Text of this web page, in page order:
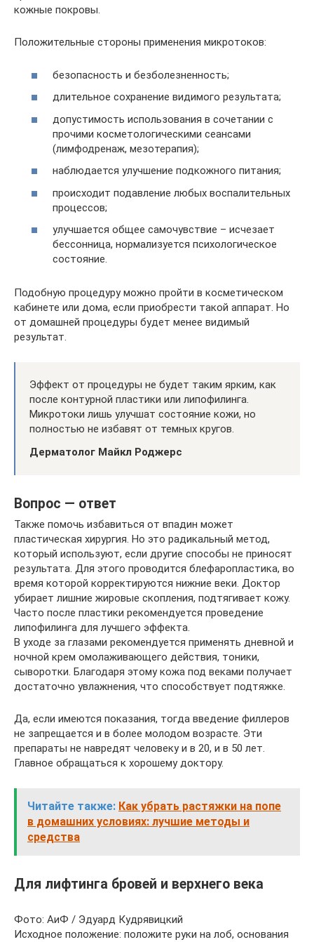
кожные покровы.
Положительные стороны применения микротоков:
безопасность и безболезненность;
длительное сохранение видимого результата;
допустимость использования в сочетании с
прочими косметологическими сеансами
(лимфодренаж, мезотерапия);
наблюдается улучшение подкожного питания;
происходит подавление любых воспалительных
процессов;
улучшается общее самочувствие – исчезает
бессонница, нормализуется психологическое
состояние.
Подобную процедуру можно пройти в косметическом
кабинете или дома, если приобрести такой аппарат. Но
от домашней процедуры будет менее видимый
результат.
Эффект от процедуры не будет таким ярким, как
после контурной пластики или липофилинга.
Микротоки лишь улучшат состояние кожи, но
полностью не избавят от темных кругов.
Дерматолог Майкл Роджерс
Вопрос — ответ
Также помочь избавиться от впадин может
пластическая хирургия. Но это радикальный метод,
который используют, если другие способы не приносят
результата. Для этого проводится блефаропластика, во
время которой корректируются нижние веки. Доктор
убирает лишние жировые скопления, подтягивает кожу.
Часто после пластики рекомендуется проведение
липофилинга для лучшего эффекта.
В уходе за глазами рекомендуется применять дневной и
ночной крем омолаживающего действия, тоники,
сыворотки. Благодаря этому кожа под веками получает
достаточно увлажнения, что способствует подтяжке.
Да, если имеются показания, тогда введение филлеров
не запрещается и в более молодом возрасте. Эти
препараты не навредят человеку и в 20, и в 50 лет.
Главное обращаться к хорошему доктору.
Читайте также: Как убрать растяжки на попе
в домашних условиях: лучшие методы и
средства
Для лифтинга бровей и верхнего века​
Фото: АиФ / Эдуард Кудрявицкий
Исходное положение: положите руки на лоб, основания